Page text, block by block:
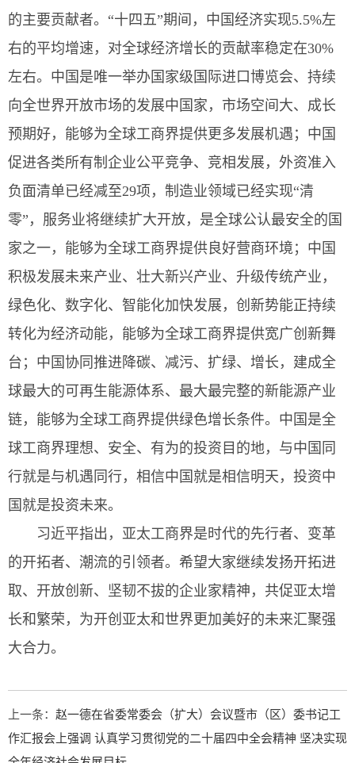
的主要贡献者。“十四五”期间，中国经济实现5.5%左
右的平均增速，对全球经济增长的贡献率稳定在30%
左右。中国是唯一举办国家级国际进口博览会、持续
向全世界开放市场的发展中国家，市场空间大、成长
预期好，能够为全球工商界提供更多发展机遇；中国
促进各类所有制企业公平竞争、竞相发展，外资准入
负面清单已经减至29项，制造业领域已经实现“清
零”，服务业将继续扩大开放，是全球公认最安全的国
家之一，能够为全球工商界提供良好营商环境；中国
积极发展未来产业、壮大新兴产业、升级传统产业，
绿色化、数字化、智能化加快发展，创新势能正持续
转化为经济动能，能够为全球工商界提供宽广创新舞
台；中国协同推进降碳、减污、扩绿、增长，建成全
球最大的可再生能源体系、最大最完整的新能源产业
链，能够为全球工商界提供绿色增长条件。中国是全
球工商界理想、安全、有为的投资目的地，与中国同
行就是与机遇同行，相信中国就是相信明天，投资中
国就是投资未来。
习近平指出，亚太工商界是时代的先行者、变革
的开拓者、潮流的引领者。希望大家继续发扬开拓进
取、开放创新、坚韧不拔的企业家精神，共促亚太增
长和繁荣，为开创亚太和世界更加美好的未来汇聚强
大合力。
上一条： 赵一德在省委常委会（扩大）会议暨市（区）委书记工
作汇报会上强调 认真学习贯彻党的二十届四中全会精神 坚决实现